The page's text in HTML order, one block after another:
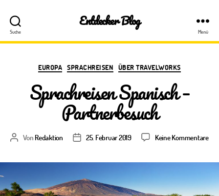
Suche
Entdecker Blog
Menü
Kategorien
EUROPA SPRACHREISEN ÜBER TRAVELWORKS
Sprachreisen Spanisch –
Partnerbesuch
Beitragsautor
Von Redaktion Veröffentlichungsdatum
25. Februar 2019 Keine Kommentarezu